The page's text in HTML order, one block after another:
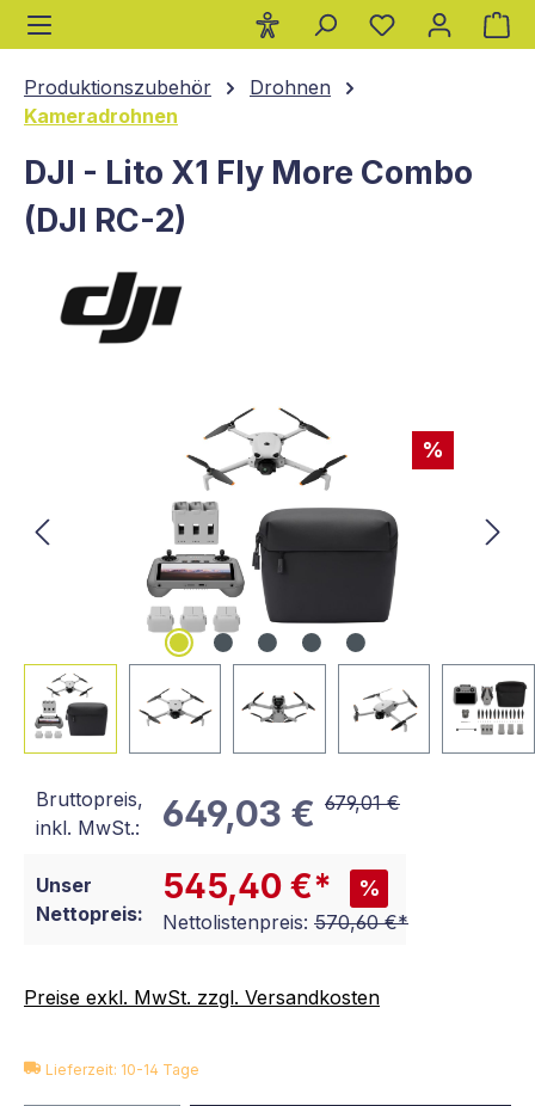
springen
Produktionszubehör
Drohnen
Kameradrohnen
DJI - Lito X1 Fly More Combo
(DJI RC-2)
%
Bildergalerie überspringen
Bruttopreis,
inkl. MwSt.:
649,03 € 679,01 €
Unser
Nettopreis:
545,40 €* %
Nettolistenpreis: 570,60 €*
Preise exkl. MwSt. zzgl. Versandkosten
Lieferzeit: 10-14 Tage